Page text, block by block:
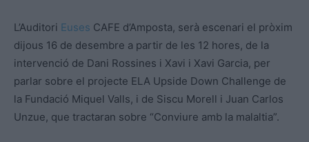
L’Auditori Euses CAFE d’Amposta, serà escenari el pròxim
dijous 16 de desembre a partir de les 12 hores, de la
intervenció de Dani Rossines i Xavi i Xavi Garcia, per
parlar sobre el projecte ELA Upside Down Challenge de
la Fundació Miquel Valls, i de Siscu Morell i Juan Carlos
Unzue, que tractaran sobre “Conviure amb la malaltia”.